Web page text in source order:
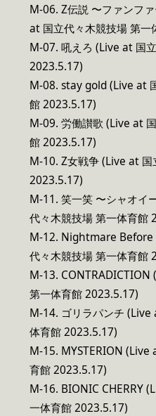
M-06. Z伝説 〜ファンフ
at 国立代々木競技場 第
M-07. 吼えろ (Live at 国
2023.5.17)
M-08. stay gold (Live at
館 2023.5.17)
M-09. 労働讃歌 (Live at
館 2023.5.17)
M-10. Z女戦争 (Live at 国
2023.5.17)
M-11. 笑一笑 〜シャオイ
代々木競技場 第一体育館
M-12. Nightmare Before
代々木競技場 第一体育館
M-13. CONTRADICTION
第一体育館 2023.5.17)
M-14. ゴリラパンチ (Live
体育館 2023.5.17)
M-15. MYSTERION (Live
育館 2023.5.17)
M-16. BIONIC CHERRY
一体育館 2023.5.17)